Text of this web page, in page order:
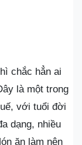
chắc hẳn ai
là một trong
với tuổi đời
dạng, nhiều
ăn làm nên